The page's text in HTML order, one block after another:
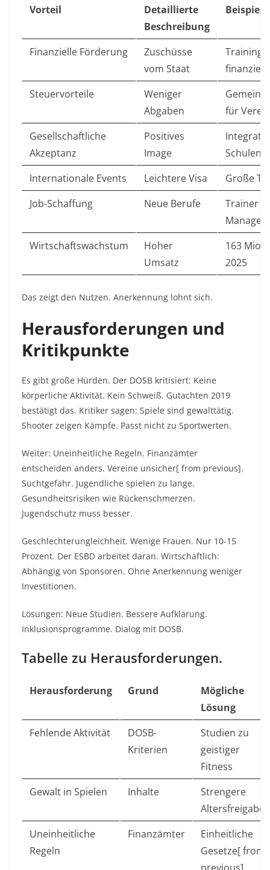
Vorteil
Detaillierte
Beschreibung
Beispiel
Finanzielle Förderung
Zuschüsse
vom Staat
Steuervorteile
Weniger
Abgaben
für
Gesellschaftliche
Akzeptanz
Positives
Image
Schulen
Internationale Events
Leichtere Visa
Große
Job-Schaffung
Neue Berufe
Trainer
Manager
Wirtschaftswachstum
Hoher
Umsatz
163 Mio.
2025
Das zeigt den Nutzen. Anerkennung lohnt sich.
Herausforderungen und
Kritikpunkte
Es gibt große Hürden. Der DOSB kritisiert: Keine
körperliche Aktivität. Kein Schweiß. Gutachten 2019
bestätigt das. Kritiker sagen: Spiele sind gewalttätig.
Shooter zeigen Kämpfe. Passt nicht zu Sportwerten.
Weiter: Uneinheitliche Regeln. Finanzämter
entscheiden anders. Vereine unsicher[ from previous].
Suchtgefahr. Jugendliche spielen zu lange.
Gesundheitsrisiken wie Rückenschmerzen.
Jugendschutz muss besser.
Geschlechterungleichheit. Wenige Frauen. Nur 10-15
Prozent. Der ESBD arbeitet daran. Wirtschaftlich:
Abhängig von Sponsoren. Ohne Anerkennung weniger
Investitionen.
Lösungen: Neue Studien. Bessere Aufklärung.
Inklusionsprogramme. Dialog mit DOSB.
Tabelle zu Herausforderungen.
Herausforderung Grund
Mögliche
Lösung
Fehlende Aktivität
DOSB-
Kriterien
Studien zu
geistiger
Fitness
Gewalt in Spielen
Inhalte
Strengere
Altersfreigaben
Uneinheitliche
Regeln
Finanzämter
Einheitliche
Gesetze[ from